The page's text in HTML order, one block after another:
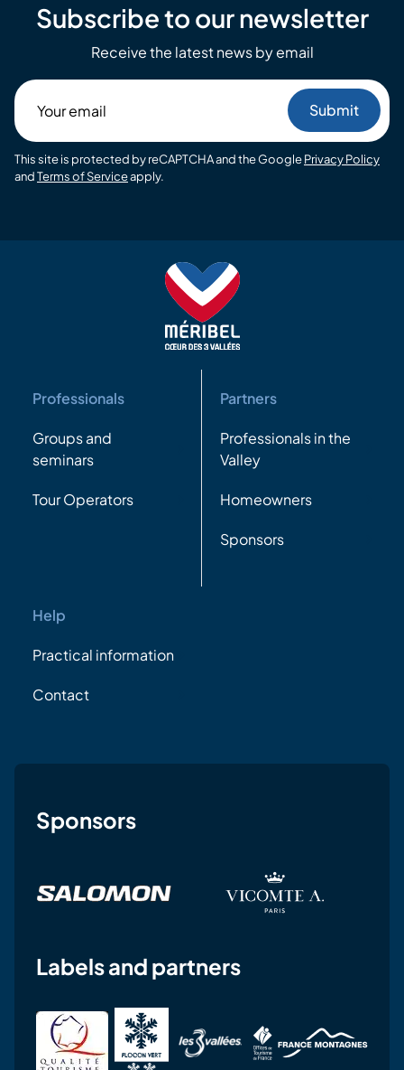
Subscribe to our newsletter
Receive the latest news by email
email
This site is protected by reCAPTCHA and the GooglePrivacy Policy
andTerms of Serviceapply.
Professionals
Groups and
seminars
Tour Operators
Partners
Professionals in the
Valley
Homeowners
Sponsors
Help
Practical information
Contact
Sponsors
Labels and partners